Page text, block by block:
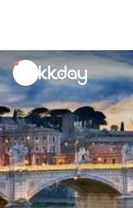
unread
notifications